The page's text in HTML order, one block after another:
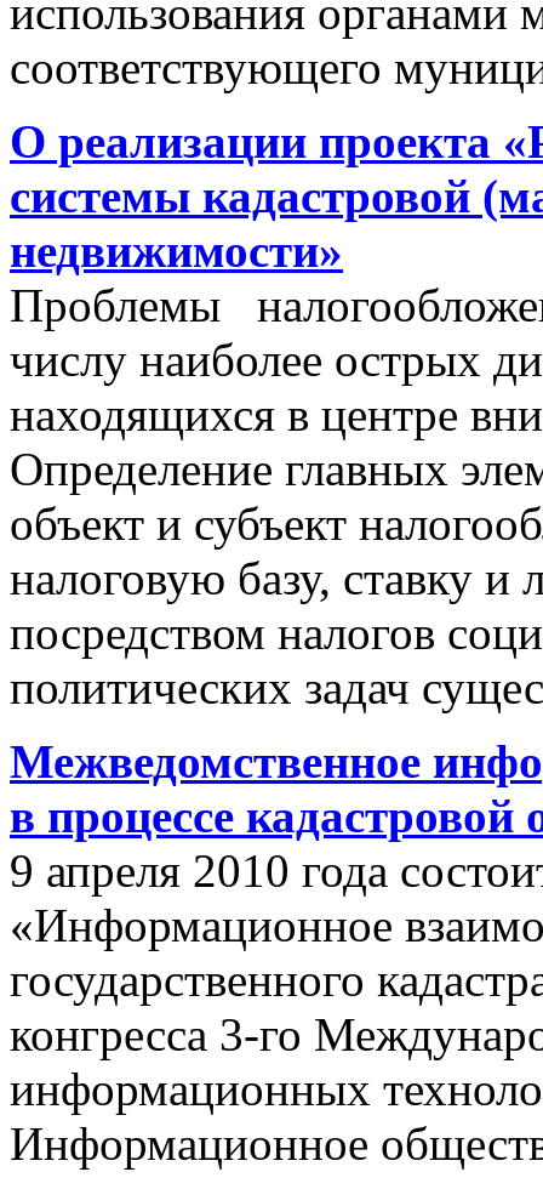
использования органами
соответствующего
О реализации проекта
системы кадастровой
недвижимости»
Проблемы
числу наиболее острых
находящихся в центре
Определение главных
объект и субъект
налоговую базу, ставку и
посредством налогов
политических задач
Межведомственное
в процессе
9 апреля 2010 года
«Информационное
государственного
конгресса 3-го
информационных
Информационное